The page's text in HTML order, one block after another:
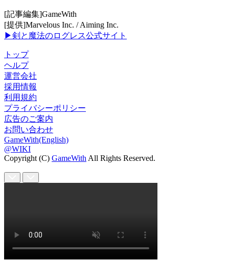
[記事編集]GameWith
[提供]Marvelous Inc. / Aiming Inc.
▶剣と魔法のログレス公式サイト
トップ
ヘルプ
運営会社
採用情報
利用規約
プライバシーポリシー
広告のご案内
お問い合わせ
GameWith(English)
@WIKI
Copyright (C) GameWith All Rights Reserved.